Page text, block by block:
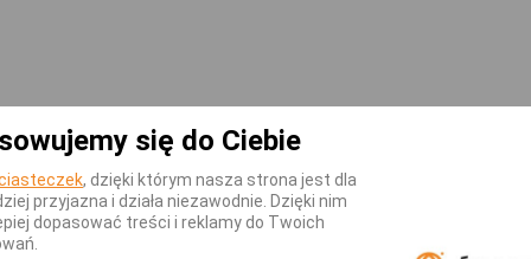
się do Ciebie
, dzięki którym nasza strona jest dla
przyjazna i działa niezawodnie. Dzięki nim
dopasować treści i reklamy do Twoich